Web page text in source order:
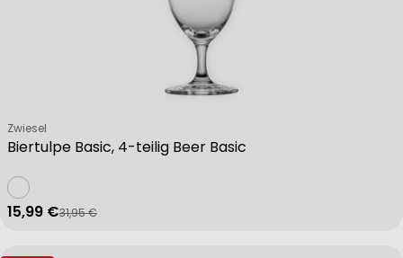
Biertulpe Basic, 4-teilig Beer Basic
Verkäufer:
Zwiesel
Verkaufspreis
15,99 €
Regulärer Preis
31,95 €